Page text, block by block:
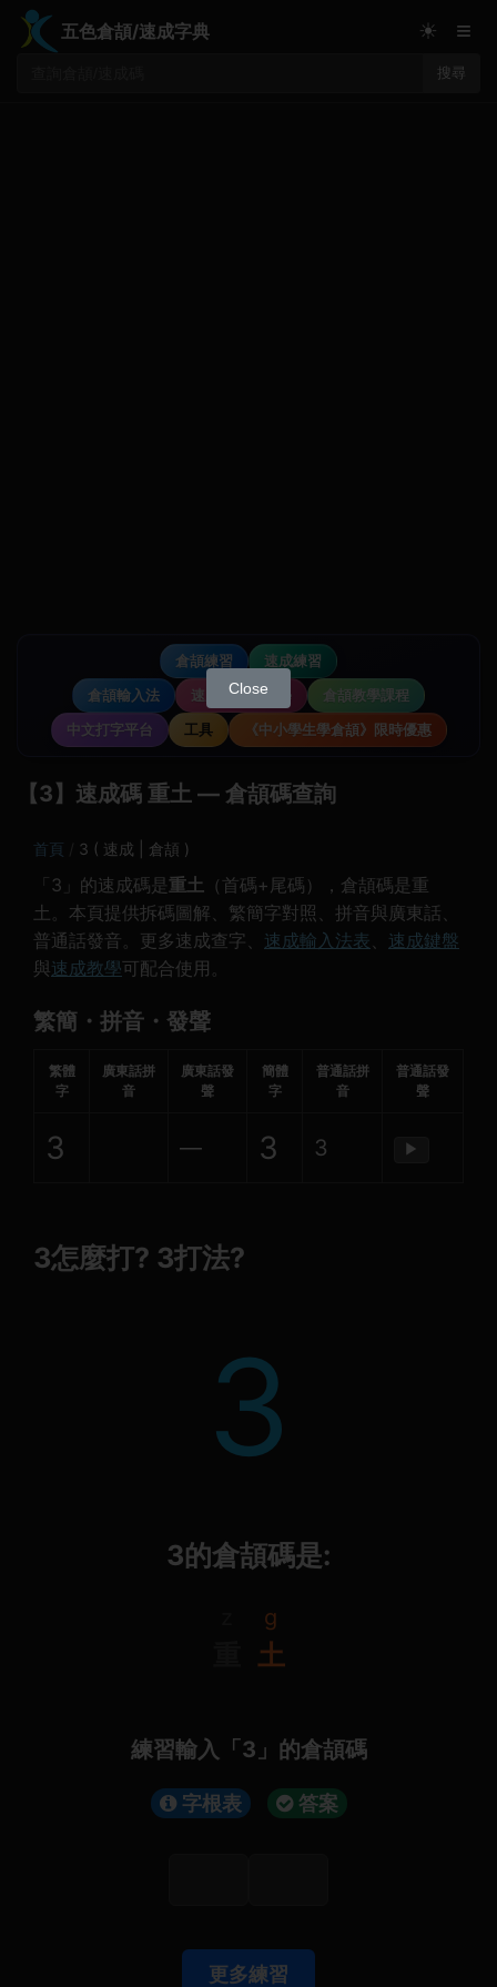
五色倉頡/速成字典
搜尋
☀ ≡
倉頡練習
速成練習
倉頡輸入法
速成輸入法教學
倉頡教學課程
中文打字平台
工具 《中小學生學倉頡》限時優惠
【З】速成碼 重土 — 倉頡碼查詢
首頁 З ( 速成 | 倉頡 )
「З」的速成碼是 重土 （首碼+尾碼），倉頡碼是重
土。本頁提供拆碼圖解、繁簡字對照、拼音與廣東話、
普通話發音。更多速成查字、 速成輸入法表、 速成鍵盤
與速成教學可配合使用。
繁簡・拼音・發聲
繁體
字
廣東話拼
音
廣東話發
聲
簡體
字
普通話拼
音
普通話發
聲
З — З З ▶
З怎麼打? З打法?
З
З的倉頡碼是:
g
土
練習輸入「З」的倉頡碼
字根表 答案
更多練習
Close